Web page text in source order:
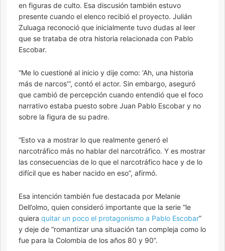
en figuras de culto. Esa discusión también estuvo
presente cuando el elenco recibió el proyecto. Julián
Zuluaga reconoció que inicialmente tuvo dudas al leer
que se trataba de otra historia relacionada con Pablo
Escobar.
“Me lo cuestioné al inicio y dije como: ‘Ah, una historia
más de narcos’”, contó el actor. Sin embargo, aseguró
que cambió de percepción cuando entendió que el foco
narrativo estaba puesto sobre Juan Pablo Escobar y no
sobre la figura de su padre.
“Esto va a mostrar lo que realmente generó el
narcotráfico más no hablar del narcotráfico. Y es mostrar
las consecuencias de lo que el narcotráfico hace y de lo
difícil que es haber nacido en eso”, afirmó.
Esa intención también fue destacada por Melanie
Dell’olmo, quien consideró importante que la serie “le
quiera quitar un poco el protagonismo a Pablo Escobar”
y deje de “romantizar una situación tan compleja como lo
fue para la Colombia de los años 80 y 90”.